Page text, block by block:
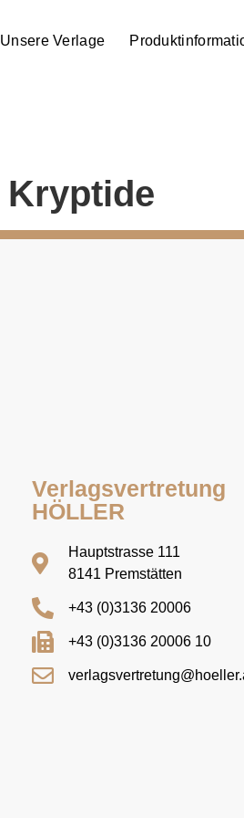
Unsere Verlage
Kryptide
Verlagsvertretung
HÖLLER
Hauptstrasse 111
8141 Premstätten
+43 (0)3136 20006
+43 (0)3136 20006 10